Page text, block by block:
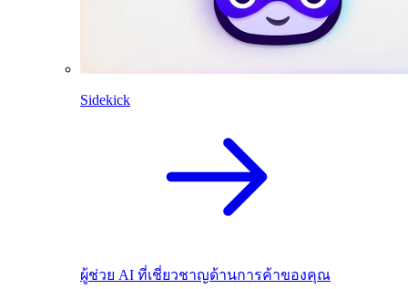
Sidekick
ผู้ช่วย AI ที่เชี่ยวชาญด้านการค้าของคุณ